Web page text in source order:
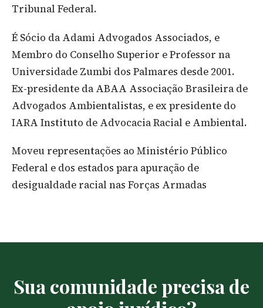
Tribunal Federal.
É Sócio da Adami Advogados Associados, e
Membro do Conselho Superior e Professor na
Universidade Zumbi dos Palmares desde 2001.
Ex-presidente da ABAA Associação Brasileira de
Advogados Ambientalistas, e ex presidente do
IARA Instituto de Advocacia Racial e Ambiental.
Moveu representações ao Ministério Público
Federal e dos estados para apuração de
desigualdade racial nas Forças Armadas
Sua comunidade precisa de